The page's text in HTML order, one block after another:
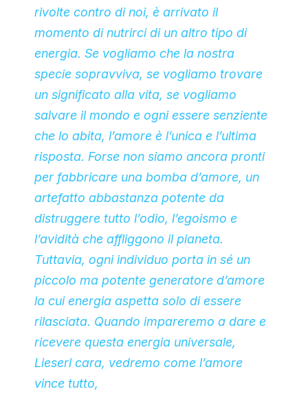
rivolte contro di noi, è arrivato il
momento di nutrirci di un altro tipo di
energia. Se vogliamo che la nostra
specie sopravviva, se vogliamo trovare
un significato alla vita, se vogliamo
salvare il mondo e ogni essere senziente
che lo abita, l’amore è l’unica e l’ultima
risposta. Forse non siamo ancora pronti
per fabbricare una bomba d’amore, un
artefatto abbastanza potente da
distruggere tutto l’odio, l’egoismo e
l’avidità che affliggono il pianeta.
Tuttavia, ogni individuo porta in sé un
piccolo ma potente generatore d’amore
la cui energia aspetta solo di essere
rilasciata. Quando impareremo a dare e
ricevere questa energia universale,
Lieserl cara, vedremo come l’amore
vince tutto,